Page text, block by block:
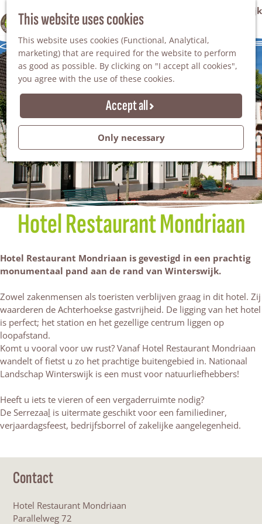
This website uses cookies
This website uses cookies (Functional, Analytical,
marketing) that are required for the website to perform
as good as possible. By clicking on "I accept all cookies",
you agree with the use of these cookies.
Accept all
Only necessary
100% WINTERSWIJK
M
e
n
u
VVV Tourist Information Office Winterswijk
AGENDA
Hotel Restaurant Mondriaan
Hotel Restaurant Mondriaan is gevestigd in een prachtig
monumentaal pand aan de rand van Winterswijk.
Zowel zakenmensen als toeristen verblijven graag in dit hotel. Zij
waarderen de Achterhoekse gastvrijheid. De ligging van het hotel
is perfect; het station en het gezellige centrum liggen op
loopafstand.
Komt u vooral voor uw rust? Vanaf Hotel Restaurant Mondriaan
wandelt of fietst u zo het prachtige buitengebied in. Nationaal
Landschap Winterswijk is een must voor natuurliefhebbers!
Heeft u iets te vieren of een vergaderruimte nodig?
De Serrezaal is uitermate geschikt voor een familiediner,
verjaardagsfeest, bedrijfsborrel of zakelijke aangelegenheid.
Contact
Hotel Restaurant Mondriaan
Parallelweg 72